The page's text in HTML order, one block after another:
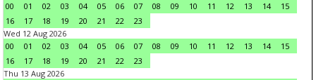
00
01 02 03 04 05 06 07 08 09 10 11 12 13 14
15
16
17 18 19 20 21 22
23
Wed 12 Aug 2026
00
01 02 03 04 05 06 07 08 09 10 11 12 13 14
15
16
17 18 19 20 21 22
23
Thu 13 Aug 2026